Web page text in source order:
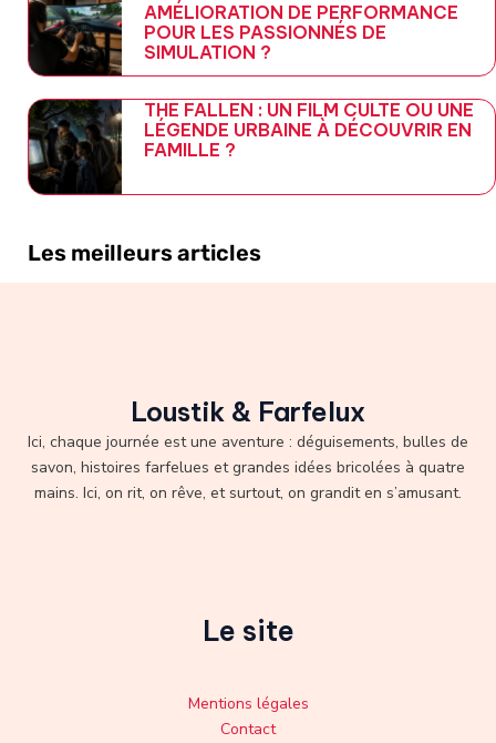
AMÉLIORATION DE PERFORMANCE
POUR LES PASSIONNÉS DE
SIMULATION ?
THE FALLEN : UN FILM CULTE OU UNE
LÉGENDE URBAINE À DÉCOUVRIR EN
FAMILLE ?
Les meilleurs articles
Loustik & Farfelux
Ici, chaque journée est une aventure : déguisements, bulles de
savon, histoires farfelues et grandes idées bricolées à quatre
mains. Ici, on rit, on rêve, et surtout, on grandit en s’amusant.
Le site
Mentions légales
Contact